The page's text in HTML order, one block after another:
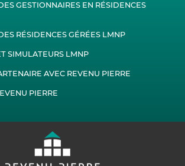
GESTIONNAIRES EN RÉSIDENCES
RÉSIDENCES GÉRÉES LMNP
SIMULATEURS LMNP
AVEC REVENU PIERRE
PIERRE